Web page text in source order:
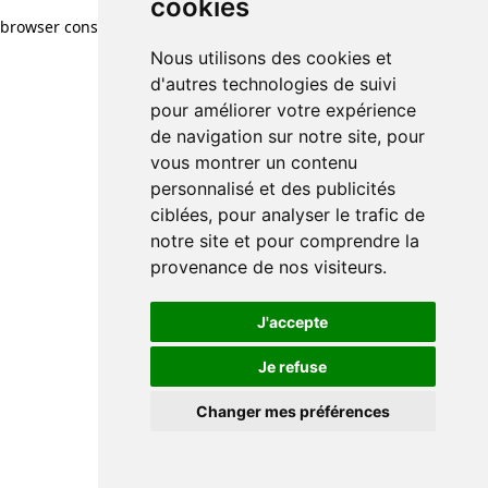
cookies
Nous utilisons des cookies et
d'autres technologies de suivi
pour améliorer votre expérience
de navigation sur notre site, pour
vous montrer un contenu
personnalisé et des publicités
ciblées, pour analyser le trafic de
notre site et pour comprendre la
provenance de nos visiteurs.
J'accepte
Je refuse
Changer mes préférences
browser console for more information)